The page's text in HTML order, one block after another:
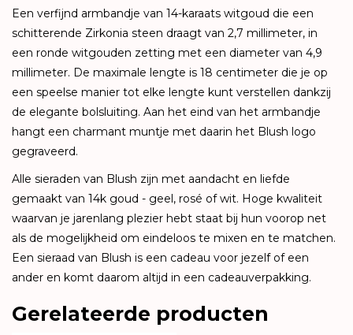
Een verfijnd armbandje van 14-karaats witgoud die een
schitterende Zirkonia steen draagt van 2,7 millimeter, in
een ronde witgouden zetting met een diameter van 4,9
millimeter. De maximale lengte is 18 centimeter die je op
een speelse manier tot elke lengte kunt verstellen dankzij
de elegante bolsluiting. Aan het eind van het armbandje
hangt een charmant muntje met daarin het Blush logo
gegraveerd.
Alle sieraden van Blush zijn met aandacht en liefde
gemaakt van 14k goud - geel, rosé of wit. Hoge kwaliteit
waarvan je jarenlang plezier hebt staat bij hun voorop net
als de mogelijkheid om eindeloos te mixen en te matchen.
Een sieraad van Blush is een cadeau voor jezelf of een
ander en komt daarom altijd in een cadeauverpakking.
Gerelateerde producten